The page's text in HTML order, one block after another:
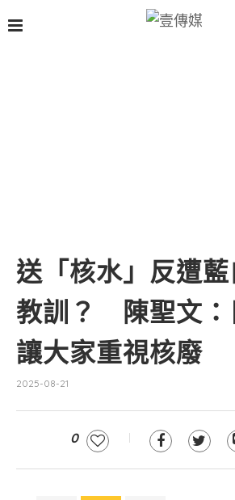
送「核水」反遭
教訓？ 陳聖文：
讓大家重視核廢
2025-08-21
0